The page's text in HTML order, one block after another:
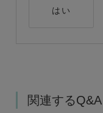
はい
関連するQ&A